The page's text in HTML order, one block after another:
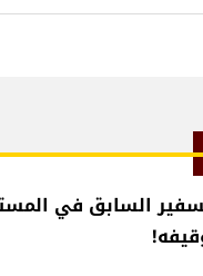
السابق في